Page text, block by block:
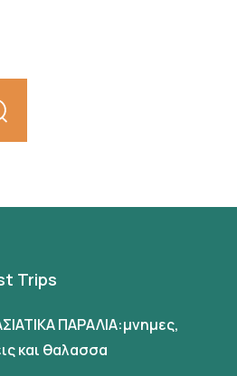
Trips
ΠΑΡΑΛΙΑ:μνημες,
και θαλασσα